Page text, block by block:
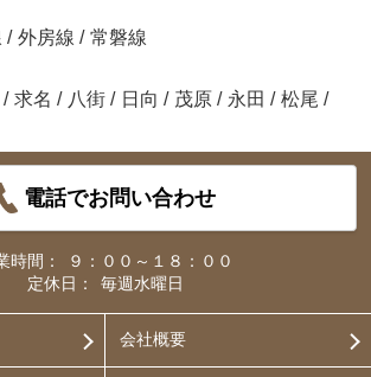
/ 外房線 / 常磐線
/ 求名 / 八街 / 日向 / 茂原 / 永田 / 松尾 /
電話でお問い合わせ
時間：
９：００～１８：００
定休日：
毎週水曜日
会社概要